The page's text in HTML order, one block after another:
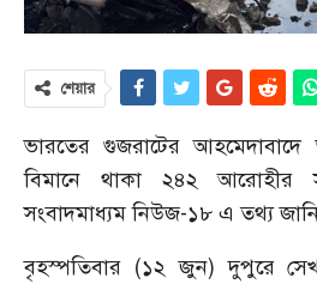
শেয়ার
ভারতের গুজরাটের আহমেদাবাদে
বিমানে থাকা ২৪২ আরোহীর
সংবাদমাধ্যম নিউজ-১৮ এ তথ্য
বৃহস্পতিবার (১২ জুন) দুপুরে